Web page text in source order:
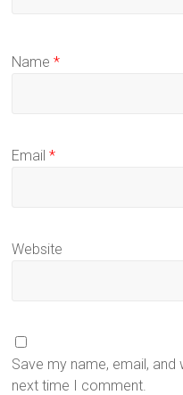
Name*
Email*
Website
Save my name, email,
next time I comment.